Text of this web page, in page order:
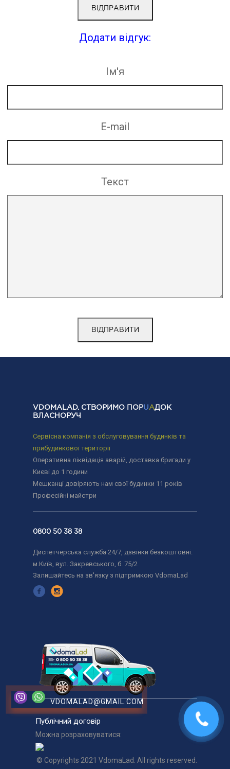
Додати відгук:
Ім'я
E-mail
Текст
VDOMALAD. СТВОРИМО ПОРUAДОК
ВЛАСНОРУЧ
Сервісна компанія з обслуговування будинків та
прибудинкової території
Оперативна ліквідація аварій, доставка бригади у
Києві до 1 години
Мешканці довіряють нам свої будинки 11 років
Професійні майстри
0800 50 38 38
Диспетчерська служба 24/7, дзвінки безкоштовні.
м.Київ, вул. Закревського, б. 75/2
Залишайтесь на зв'язку з підтримкою VdomaLad
VDOMALAD@GMAIL.COM
Публічний договір
Можна розраховуватися:
© Copyrights 2021 VdomaLad. All rights reserved.